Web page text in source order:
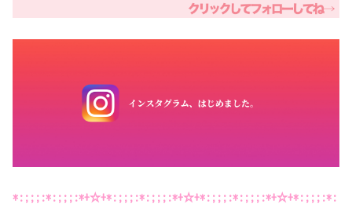
*:;;;:*:;;;:*+☆+*:;;;:*:;;;:*+☆+*:;;;:*:;;;:*+☆+*:;;;:*: